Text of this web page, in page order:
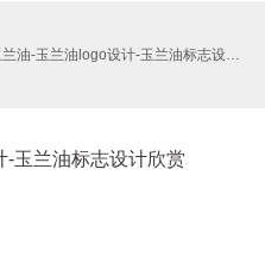
油-玉兰油logo设计-玉兰油标志设计欣赏
-玉兰油标志设计欣赏